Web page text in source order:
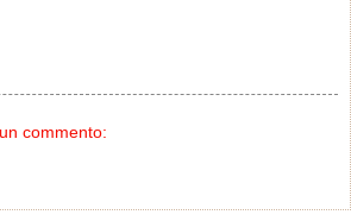
commento: